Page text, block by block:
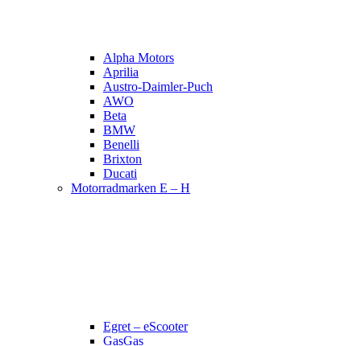
Alpha Motors
Aprilia
Austro-Daimler-Puch
AWO
Beta
BMW
Benelli
Brixton
Ducati
Motorradmarken E – H
Egret – eScooter
GasGas